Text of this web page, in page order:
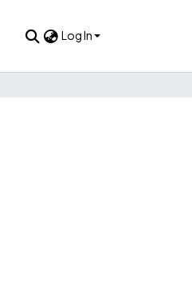
Log In